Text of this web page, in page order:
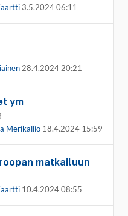
3.5.2024 06:11
28.4.2024 20:21
ym
Merikallio 18.4.2024 15:59
matkailuun
10.4.2024 08:55